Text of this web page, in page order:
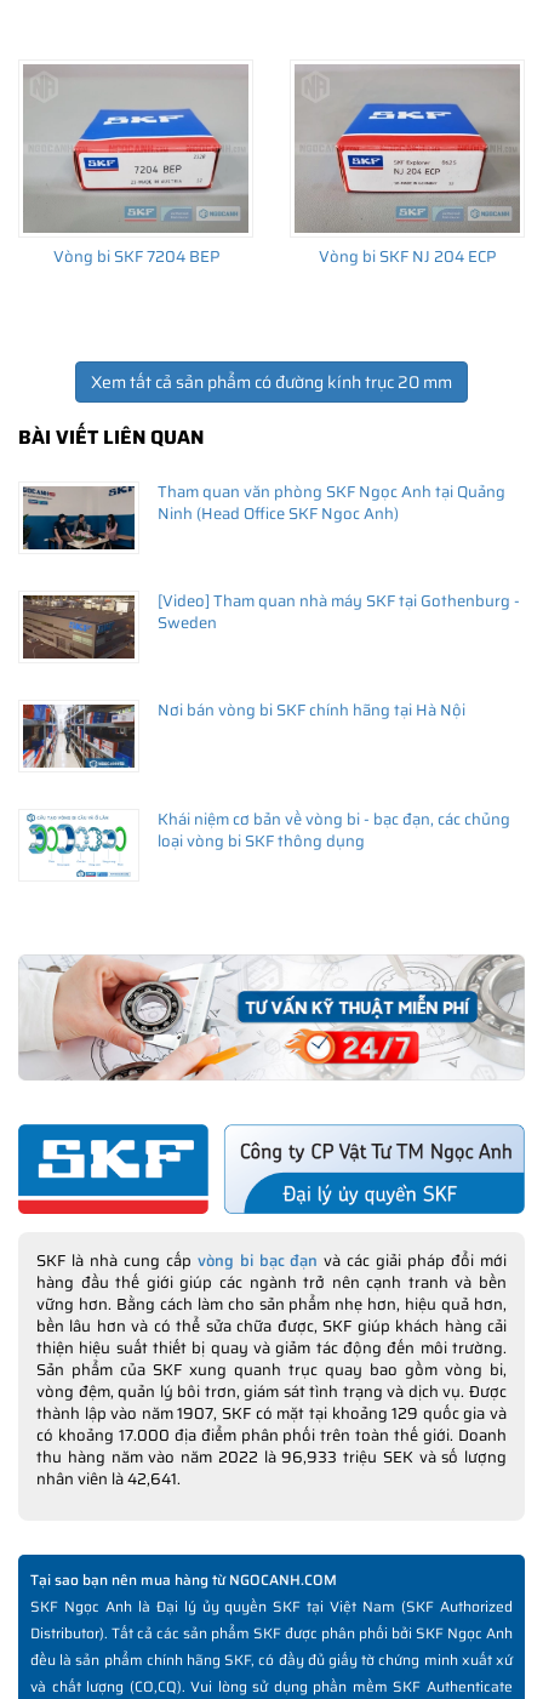
THÔNG TIN HỮU ÍCH
Vòng bi SKF chính hãng, Những lưu ý cơ bản trước khi mua hàng
• Xuất xứ vòng bi SKF chính hãng ở đâu?
Chất lượng vòng bi SKF chính hãng
Vòng bi SKF 7204 BEP Vòng bi SKF NJ 204 ECP
Xem tất cả sản phẩm có đường kính trục 20 mm
BÀI VIẾT LIÊN QUAN
Tham quan văn phòng SKF Ngọc Anh tại Quảng
Ninh (Head Office SKF Ngoc Anh)
[Video] Tham quan nhà máy SKF tại Gothenburg -
Sweden
Nơi bán vòng bi SKF chính hãng tại Hà Nội
Khái niệm cơ bản về vòng bi - bạc đạn, các chủng
loại vòng bi SKF thông dụng
SKF là nhà cung cấp vòng bi bạc đạn và các giải pháp đổi mới
hàng đầu thế giới giúp các ngành trở nên cạnh tranh và bền
vững hơn. Bằng cách làm cho sản phẩm nhẹ hơn, hiệu quả hơn,
bền lâu hơn và có thể sửa chữa được, SKF giúp khách hàng cải
thiện hiệu suất thiết bị quay và giảm tác động đến môi trường.
Sản phẩm của SKF xung quanh trục quay bao gồm vòng bi,
vòng đệm, quản lý bôi trơn, giám sát tình trạng và dịch vụ. Được
thành lập vào năm 1907, SKF có mặt tại khoảng 129 quốc gia và
có khoảng 17.000 địa điểm phân phối trên toàn thế giới. Doanh
thu hàng năm vào năm 2022 là 96,933 triệu SEK và số lượng
nhân viên là 42,641.
Tại sao bạn nên mua hàng từ NGOCANH.COM
SKF Ngọc Anh là Đại lý ủy quyền SKF tại Việt Nam (SKF Authorized
Distributor). Tất cả các sản phẩm SKF được phân phối bởi SKF Ngọc Anh
đều là sản phẩm chính hãng SKF, có đầy đủ giấy tờ chứng minh xuất xứ
và chất lượng (CO,CQ). Vui lòng sử dụng phần mềm SKF Authenticate